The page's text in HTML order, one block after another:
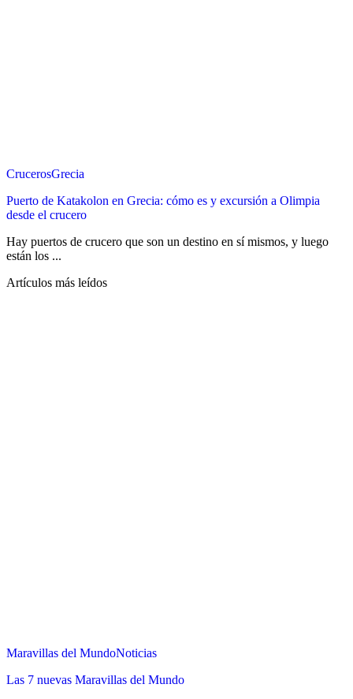
CrucerosGrecia
Puerto de Katakolon en Grecia: cómo es y excursión a Olimpia
desde el crucero
Hay puertos de crucero que son un destino en sí mismos, y luego
están los ...
Artículos más leídos
Maravillas del MundoNoticias
Las 7 nuevas Maravillas del Mundo